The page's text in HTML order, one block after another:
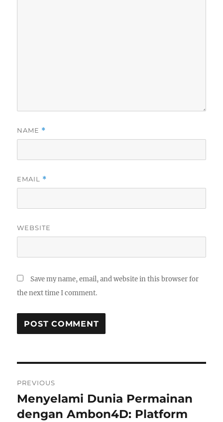
NAME *
EMAIL *
WEBSITE
Save my name, email, and website in this browser for
the next time I comment.
navigation
PREVIOUS
Previous
post:
Menyelami Dunia Permainan
dengan Ambon4D: Platform